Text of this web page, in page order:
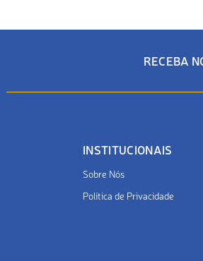
RECEBA
INSTITUCIONAIS
Sobre Nós
Política de Privacidade